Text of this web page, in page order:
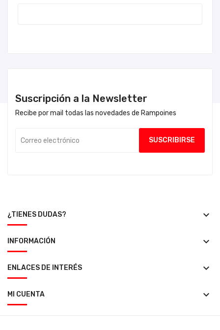
Suscripción a la Newsletter
Recibe por mail todas las novedades de Rampoines
¿TIENES DUDAS? keyboard_arrow_down
INFORMACIÓN keyboard_arrow_down
ENLACES DE INTERÉS keyboard_arrow_down
MI CUENTA keyboard_arrow_down